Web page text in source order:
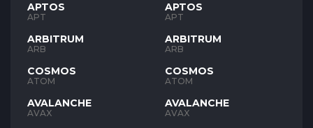
APTOS
APT
ARBITRUM
ARB
COSMOS
ATOM
AVALANCHE
AVAX
APTOS
APT
ARBITRUM
ARB
COSMOS
ATOM
AVALANCHE
AVAX